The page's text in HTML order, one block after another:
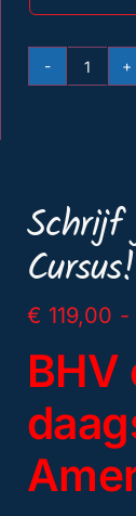
Cursus!
€ 119,00 -
BHV
aantal